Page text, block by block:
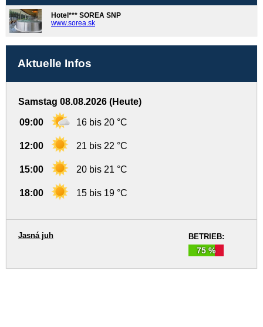
Hotel*** SOREA SNP
www.sorea.sk
Aktuelle Infos
Samstag 08.08.2026 (Heute)
09:00 16 bis 20 °C
12:00 21 bis 22 °C
15:00 20 bis 21 °C
18:00 15 bis 19 °C
BETRIEB:
75 %
Jasná juh